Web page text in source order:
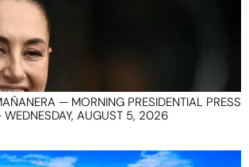
— MORNING PRESIDENTIAL PRESS
AUGUST 5, 2026